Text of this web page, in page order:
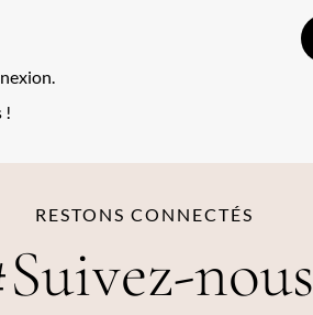
!
RESTONS CONNECTÉS
nous